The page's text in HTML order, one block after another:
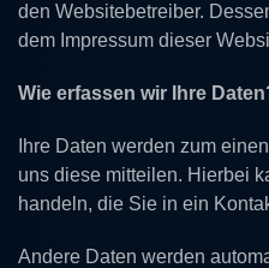
den Websitebetreiber.
dem Impressum dieser
Wie erfassen wir Ihre
Ihre Daten werden zum
uns diese mitteilen. Hierbei
handeln, die Sie in ein
Andere Daten werden